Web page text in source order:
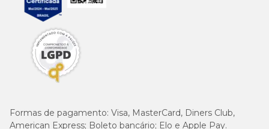
Formas de pagamento: Visa, MasterCard, Diners Club,
American Express; Boleto bancário; Elo e Apple Pay.